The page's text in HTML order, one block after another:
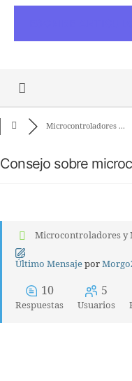
Microcontroladores ...
Consejo sobre
Microcontroladores y
Último Mensajepor
10
Respuestas
5
Usuarios